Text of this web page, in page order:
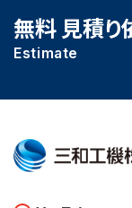
無料 見積り
Estimate